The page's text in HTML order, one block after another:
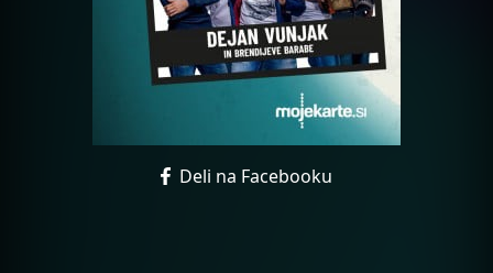
Deli na Facebooku